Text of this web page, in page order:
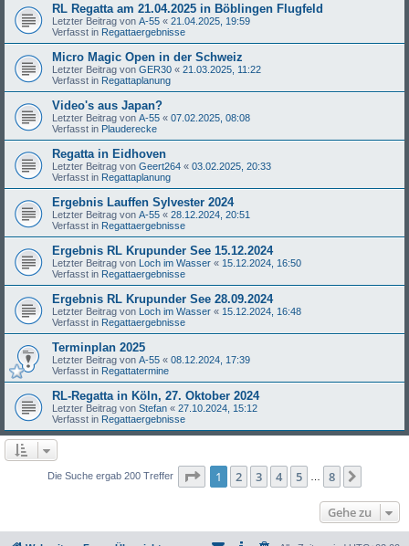
RL Regatta am 21.04.2025 in Böblingen Flugfeld
Letzter Beitrag von A-55 « 21.04.2025, 19:59
Verfasst in Regattaergebnisse
Micro Magic Open in der Schweiz
Letzter Beitrag von GER30 « 21.03.2025, 11:22
Verfasst in Regattaplanung
Video's aus Japan?
Letzter Beitrag von A-55 « 07.02.2025, 08:08
Verfasst in Plauderecke
Regatta in Eidhoven
Letzter Beitrag von Geert264 « 03.02.2025, 20:33
Verfasst in Regattaplanung
Ergebnis Lauffen Sylvester 2024
Letzter Beitrag von A-55 « 28.12.2024, 20:51
Verfasst in Regattaergebnisse
Ergebnis RL Krupunder See 15.12.2024
Letzter Beitrag von Loch im Wasser « 15.12.2024, 16:50
Verfasst in Regattaergebnisse
Ergebnis RL Krupunder See 28.09.2024
Letzter Beitrag von Loch im Wasser « 15.12.2024, 16:48
Verfasst in Regattaergebnisse
Terminplan 2025
Letzter Beitrag von A-55 « 08.12.2024, 17:39
Verfasst in Regattatermine
RL-Regatta in Köln, 27. Oktober 2024
Letzter Beitrag von Stefan « 27.10.2024, 15:12
Verfasst in Regattaergebnisse
Die Suche ergab 200 Treffer Seite 1von
1 2 3 4 5 8
Gehe zu